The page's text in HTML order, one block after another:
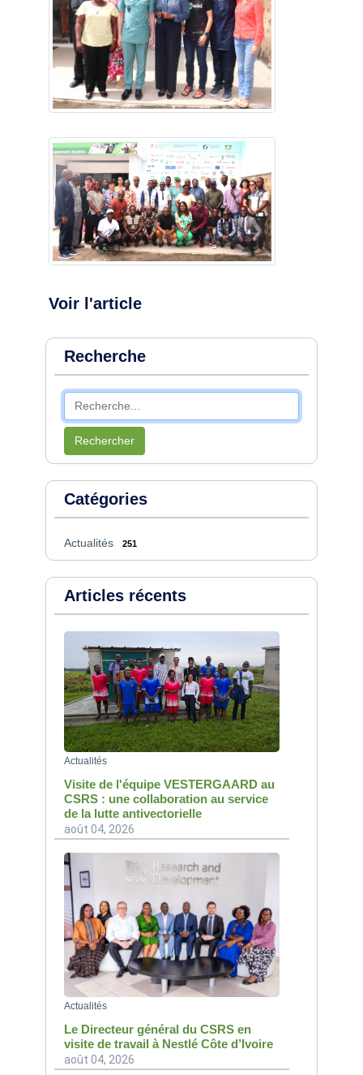
Voir l'article
Recherche
Rechercher
Catégories
Actualités 251
Articles récents
Actualités
Visite de l'équipe VESTERGAARD au
CSRS : une collaboration au service
de la lutte antivectorielle
août 04, 2026
Actualités
Le Directeur général du CSRS en
visite de travail à Nestlé Côte d’Ivoire
août 04, 2026